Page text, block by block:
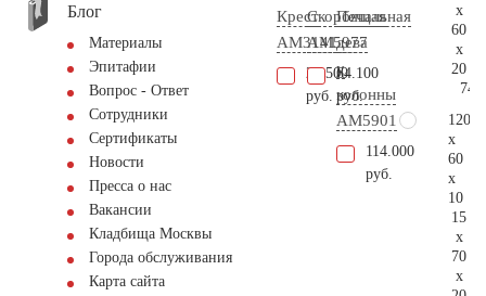
Блог
Материалы
Эпитафии
Вопрос - Ответ
Сотрудники
Сертификаты
Новости
Пресса о нас
Вакансии
Кладбища Москвы
Города обслуживания
Карта сайта
Крест
AM3141
24.500
руб.
Скорбящая
AM5977
64.100
руб.
Печальная
дева
у
колонны
AM5901
114.000
руб.
x
60
x
20
120
x
60
x
10
15
x
70
x